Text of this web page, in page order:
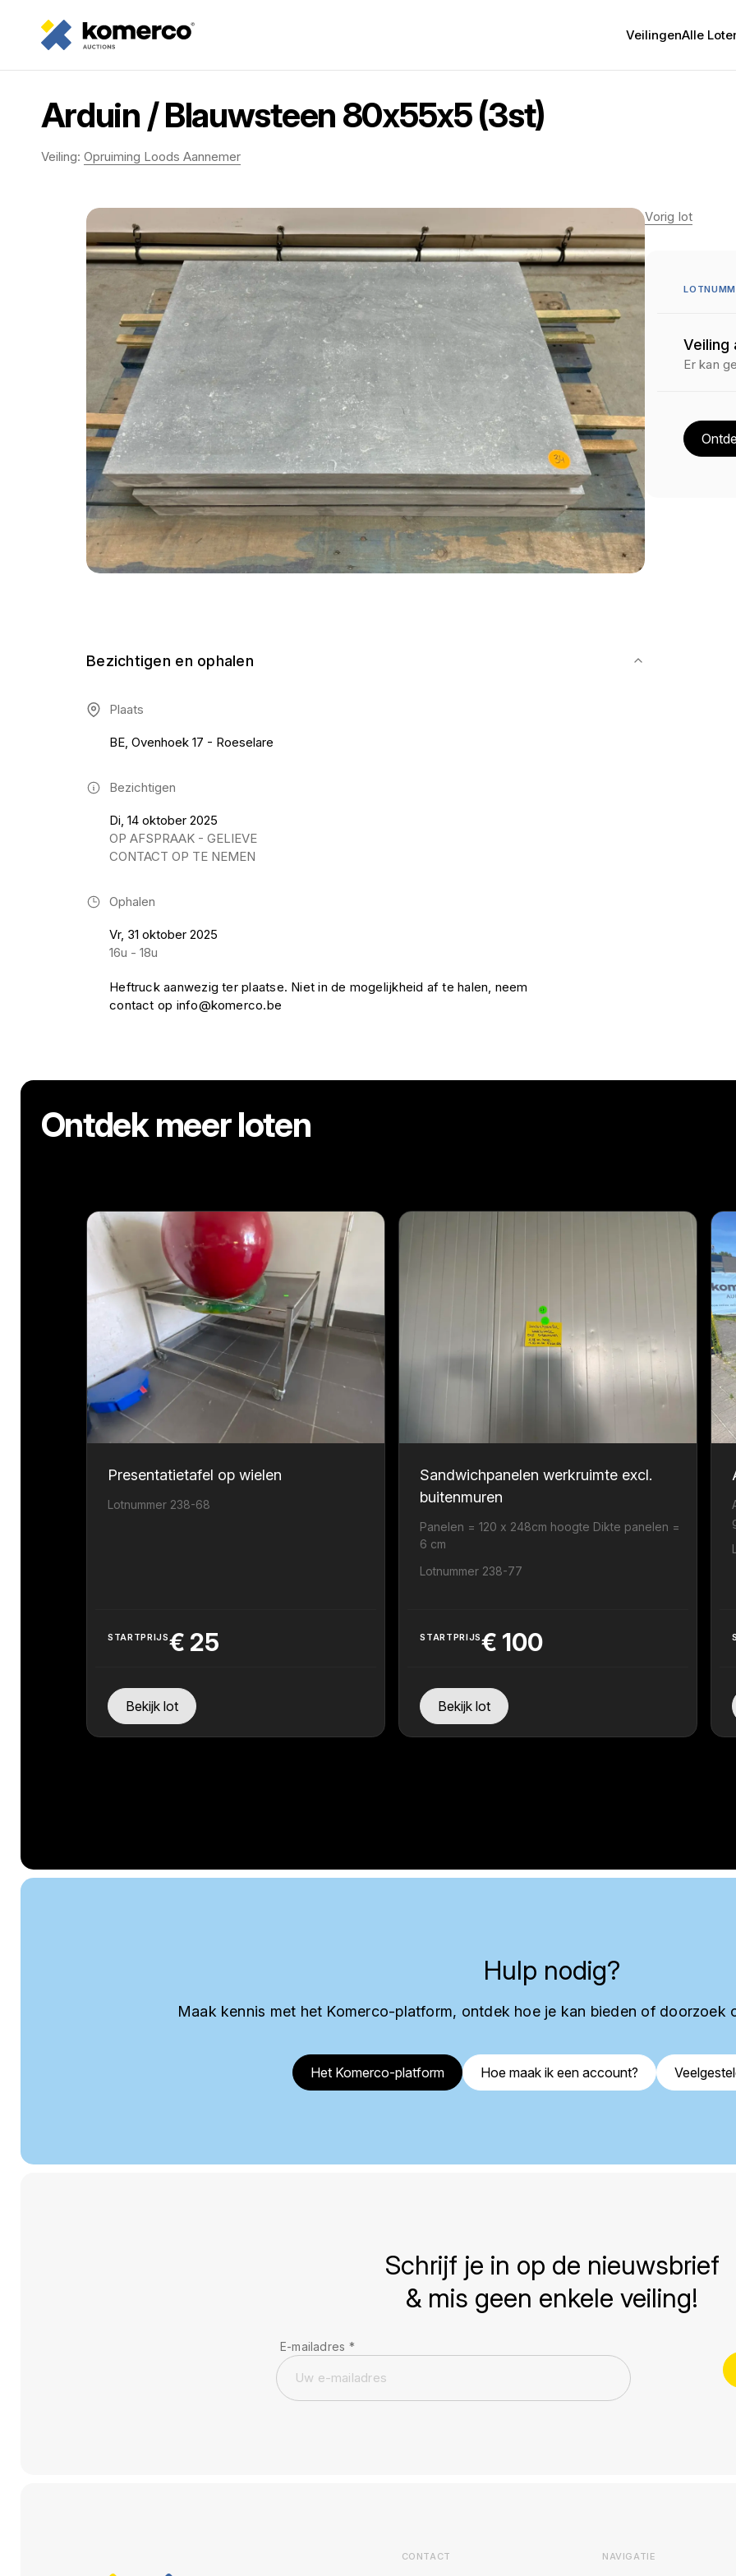
VeilingenAlle
Arduin / Blauwsteen 80x55x5 (3st)
Veiling: Opruiming Loods Aannemer
Bezichtigen en ophalen
Plaats
BE, Ovenhoek 17 - Roeselare
Bezichtigen
Di, 14 oktober 2025
OP AFSPRAAK - GELIEVE
CONTACT OP TE NEMEN
Ophalen
Vr, 31 oktober 2025
16u - 18u
Heftruck aanwezig ter plaatse. Niet in de mogelijkheid af te halen, neem
contact op info@komerco.be
Vorig lot
Veiling
Er kan
Ontdek meer loten
Presentatietafel op wielen
Lotnummer 238-68
STARTPRIJS€ 25
Bekijk lot
Sandwichpanelen werkruimte excl.
buitenmuren
Panelen = 120 x 248cm hoogte Dikte panelen =
6 cm
Lotnummer 238-77
STARTPRIJS€ 100
Bekijk lot
Hulp nodig?
Maak kennis met het Komerco-platform, ontdek hoe je kan bieden of doorzoek
Het Komerco-platform Hoe maak ik een account?
Schrijf je in op de nieuwsbrief
& mis geen enkele veiling!
E-mailadres *
CONTACT NAVIGATIE